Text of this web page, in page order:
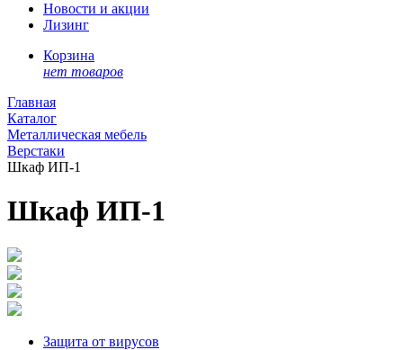
Новости и акции
Лизинг
Корзина
нет товаров
Главная
Каталог
Металлическая мебель
Верстаки
Шкаф ИП-1
Шкаф ИП-1
Защита от вирусов